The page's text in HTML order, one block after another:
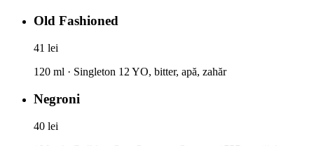
Old Fashioned
41 lei
120 ml · Singleton 12 YO, bitter, apă, zahăr
Negroni
40 lei